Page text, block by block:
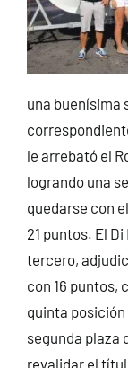
una buenísima
le arrebató el
logrando una
quedarse con
21 puntos. El
tercero,
con 16 puntos,
quinta
segunda plaza
revalidar el